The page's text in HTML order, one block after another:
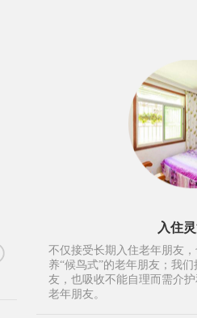
入住
不仅接受长期入住老年朋友
养“候鸟式”的老年朋友；我
友，也吸收不能自理而需介
老年朋友。